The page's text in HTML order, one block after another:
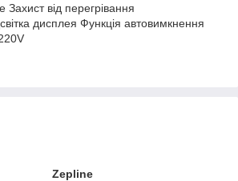
від перегрівання
дисплея Функція автовимкнення
Zepline